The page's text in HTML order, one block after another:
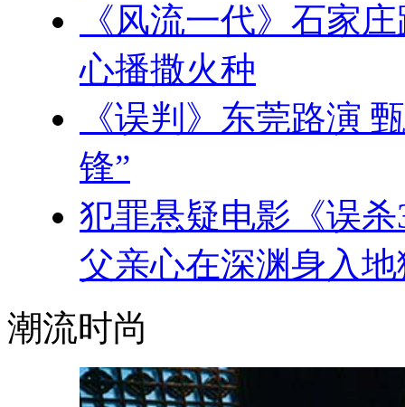
《风流一代》石家
心播撒火种
《误判》东莞路演
锋”
犯罪悬疑电影《误
父亲心在深渊身入
潮流时尚